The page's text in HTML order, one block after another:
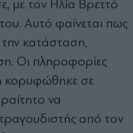
με τον Ηλία Βρεττό
Αυτό φαίνεται πως
κατάσταση,
Οι πληροφορίες
κορυφώθηκε σε
να
από τον